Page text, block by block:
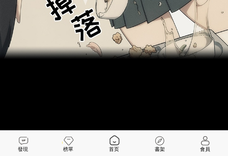
發現 榜單 首页 書架 會員